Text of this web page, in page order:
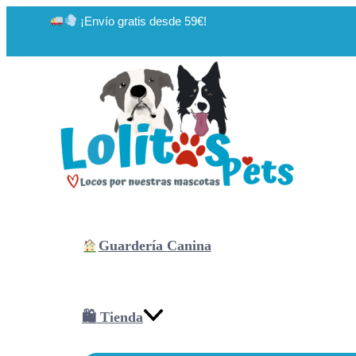
¡Envío gratis desde 59€!
Guardería Canina
🛍 Tienda